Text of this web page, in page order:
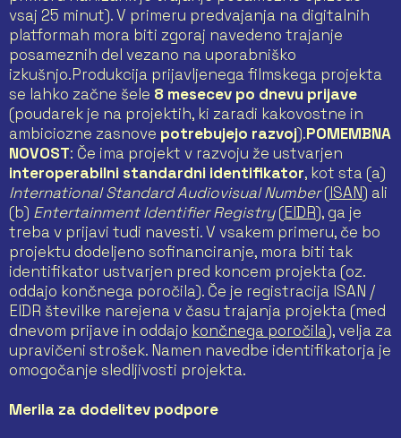
vsaj 25 minut). V primeru predvajanja na digitalnih
platformah mora biti zgoraj navedeno trajanje
posameznih del vezano na uporabniško
izkušnjo.Produkcija prijavljenega filmskega projekta
se lahko začne šele 8 mesecev po dnevu prijave
(poudarek je na projektih, ki zaradi kakovostne in
ambiciozne zasnove potrebujejo razvoj).POMEMBNA
NOVOST: Če ima projekt v razvoju že ustvarjen
interoperabilni standardni identifikator, kot sta (a)
International Standard Audiovisual Number(ISAN) ali
(b) Entertainment Identifier Registry(EIDR), ga je
treba v prijavi tudi navesti. V vsakem primeru, če bo
projektu dodeljeno sofinanciranje, mora biti tak
identifikator ustvarjen pred koncem projekta (oz.
oddajo končnega poročila). Če je registracija ISAN /
EIDR številke narejena v času trajanja projekta (med
dnevom prijave in oddajo končnega poročila), velja za
upravičeni strošek. Namen navedbe identifikatorja je
omogočanje sledljivosti projekta.
Merila za dodelitev podpore